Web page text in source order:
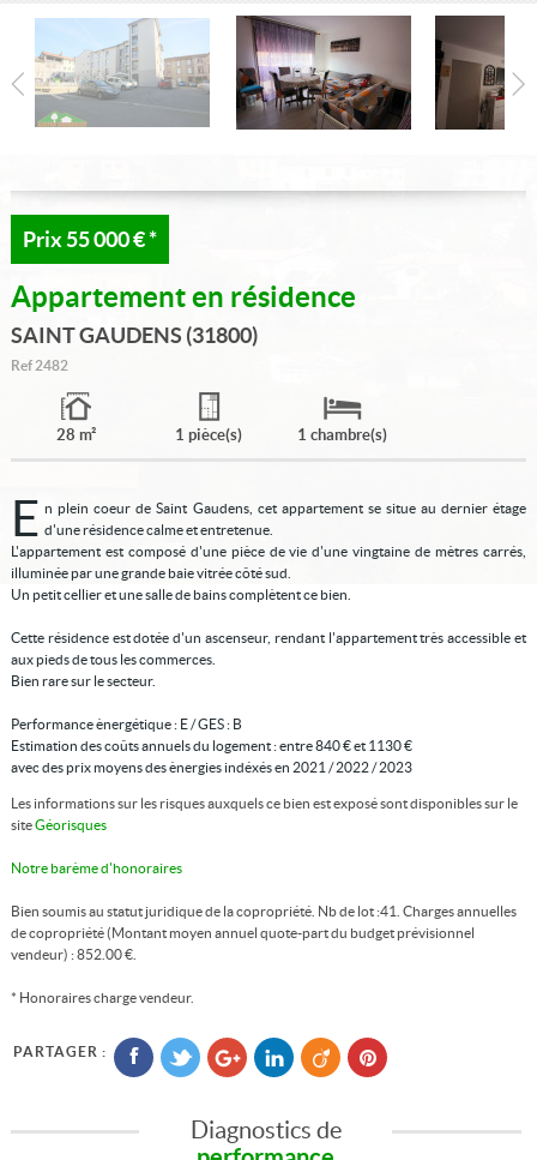
Mon compte
Contact
Alerte e-mail
Prix55 000 €*
Appartement en résidence
SAINT GAUDENS (31800)
Ref 2482
28 m² 1 pièce(s) 1 chambre(s)
E n plein coeur de Saint Gaudens, cet appartement se situe au dernier étage
d'une résidence calme et entretenue.
L'appartement est composé d'une pièce de vie d'une vingtaine de mètres carrés,
illuminée par une grande baie vitrée côté sud.
Un petit cellier et une salle de bains complètent ce bien.
Cette résidence est dotée d'un ascenseur, rendant l'appartement très accessible et
aux pieds de tous les commerces.
Bien rare sur le secteur.
Performance ènergétique : E / GES : B
Estimation des coûts annuels du logement : entre 840 € et 1130 €
avec des prix moyens des ènergies indéxés en 2021 / 2022 / 2023
Les informations sur les risques auxquels ce bien est exposé sont disponibles sur le
siteGéorisques
Notre barème d'honoraires
Bien soumis au statut juridique de la copropriété. Nb de lot :41. Charges annuelles
de copropriété (Montant moyen annuel quote-part du budget prévisionnel
vendeur) : 852.00 €.
* Honoraires charge vendeur.
PARTAGER :
Diagnostics de